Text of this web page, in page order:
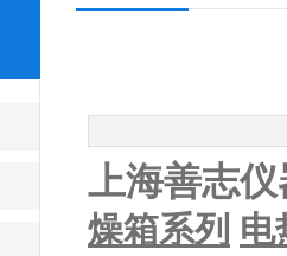
上海善志
燥箱系列 电